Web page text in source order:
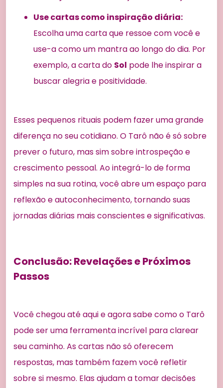
Use cartas como inspiração diária:
Escolha uma carta que ressoe com você e
use-a como um mantra ao longo do dia. Por
exemplo, a carta do Sol pode lhe inspirar a
buscar alegria e positividade.
Esses pequenos rituais podem fazer uma grande
diferença no seu cotidiano. O Tarô não é só sobre
prever o futuro, mas sim sobre introspeção e
crescimento pessoal. Ao integrá-lo de forma
simples na sua rotina, você abre um espaço para
reflexão e autoconhecimento, tornando suas
jornadas diárias mais conscientes e significativas.
Conclusão: Revelações e Próximos
Passos
Você chegou até aqui e agora sabe como o Tarô
pode ser uma ferramenta incrível para clarear
seu caminho. As cartas não só oferecem
respostas, mas também fazem você refletir
sobre si mesmo. Elas ajudam a tomar decisões